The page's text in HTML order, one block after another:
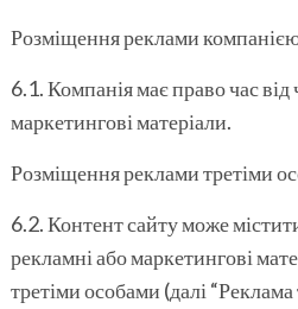
Розміщення реклами
6.1. Компанія має право час
маркетингові матеріали.
Розміщення реклами третіми
6.2. Контент сайту може
рекламні або маркетингові
третіми особами (далі